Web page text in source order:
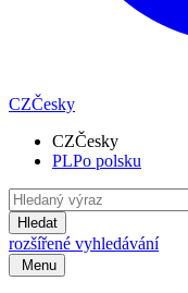
CZČesky
CZČesky
PLPo polsku
Hledat
rozšířené vyhledávání
Menu